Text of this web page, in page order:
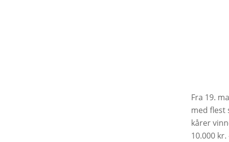
Fra 19.
med flest
kårer
10.000